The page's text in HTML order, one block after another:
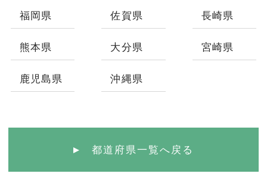
福岡県 佐賀県 長崎県
熊本県 大分県 宮崎県
鹿児島県 沖縄県
都道府県一覧へ戻る